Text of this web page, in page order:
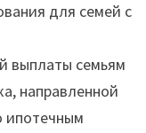
для семей с
выплаты семьям
направленной
ипотечным